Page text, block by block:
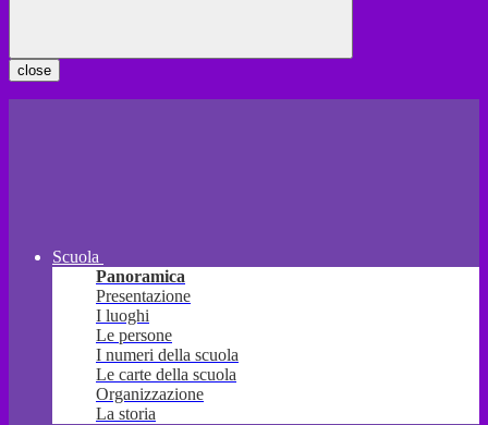
close
Scuola
Panoramica
Presentazione
I luoghi
Le persone
I numeri della scuola
Le carte della scuola
Organizzazione
La storia